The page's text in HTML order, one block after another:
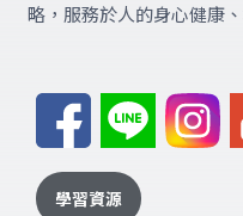
略，服務於人的身心健康
學習資源